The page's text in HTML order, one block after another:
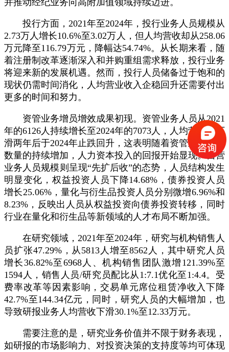
并推动经纪业务向高附加值领域持续迈进。
投行方面，2021年至2024年，投行业务人员规模从
2.73万人增长10.6%至3.02万人，但人均营收却从258.06
万元降至116.79万元，降幅达54.74%。从长期来看，随
着注册制改革逐渐深入和并购重组需求释放，投行业务
将迎来新的发展机遇。然而，投行人员储备过于饱和的
现状仍需时间消化，人均营业收入企稳回升还需要付出
更多的时间和努力。
资管业务增员增效成果初现。资管业务人员从2021
年的6126人持续增长至2024年的7073人，人均营收在下
滑两年后于2024年止跌回升，这表明随着资管业务人员
数量的持续增加，人力资本投入的回报开始显现。自营
业务人员规模则呈现“先扩后收”的态势，人员结构发生
明显变化，权益投资人员下降14.68%，债券投资人员
增长25.06%，量化与衍生品投资人员分别微增6.96%和
8.23%，反映出人员从权益投资向债券投资转移，同时
行业在量化和衍生品等新领域的人才布局不断加强。
在研究领域，2021年至2024年，研究与机构销售人
员扩张47.29%，从5813人增至8562人，其中研究人员
增长36.82%至6968人、机构销售团队激增121.39%至
1594人，销售人员/研究员配比从1:7.1优化至1:4.4。受
费率改革等因素影响，交易单元席位租赁净收入下降
42.7%至144.34亿元，同时，研究人员的大幅增加，也
导致研报业务人均营收下滑30.1%至12.33万元。
需要注意的是，研究业务价值并不限于财务表现，
如研报的市场影响力、对投资决策的支持度等均可体现